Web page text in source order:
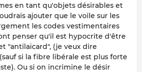
en tant qu'objets désirables et
ajouter que le voile sur les
les codes vestimentaires
penser qu'il est hypocrite d'être
"antilaïcard", (je veux dire
si la fibre libérale est plus forte
Ou si on incrimine le désir